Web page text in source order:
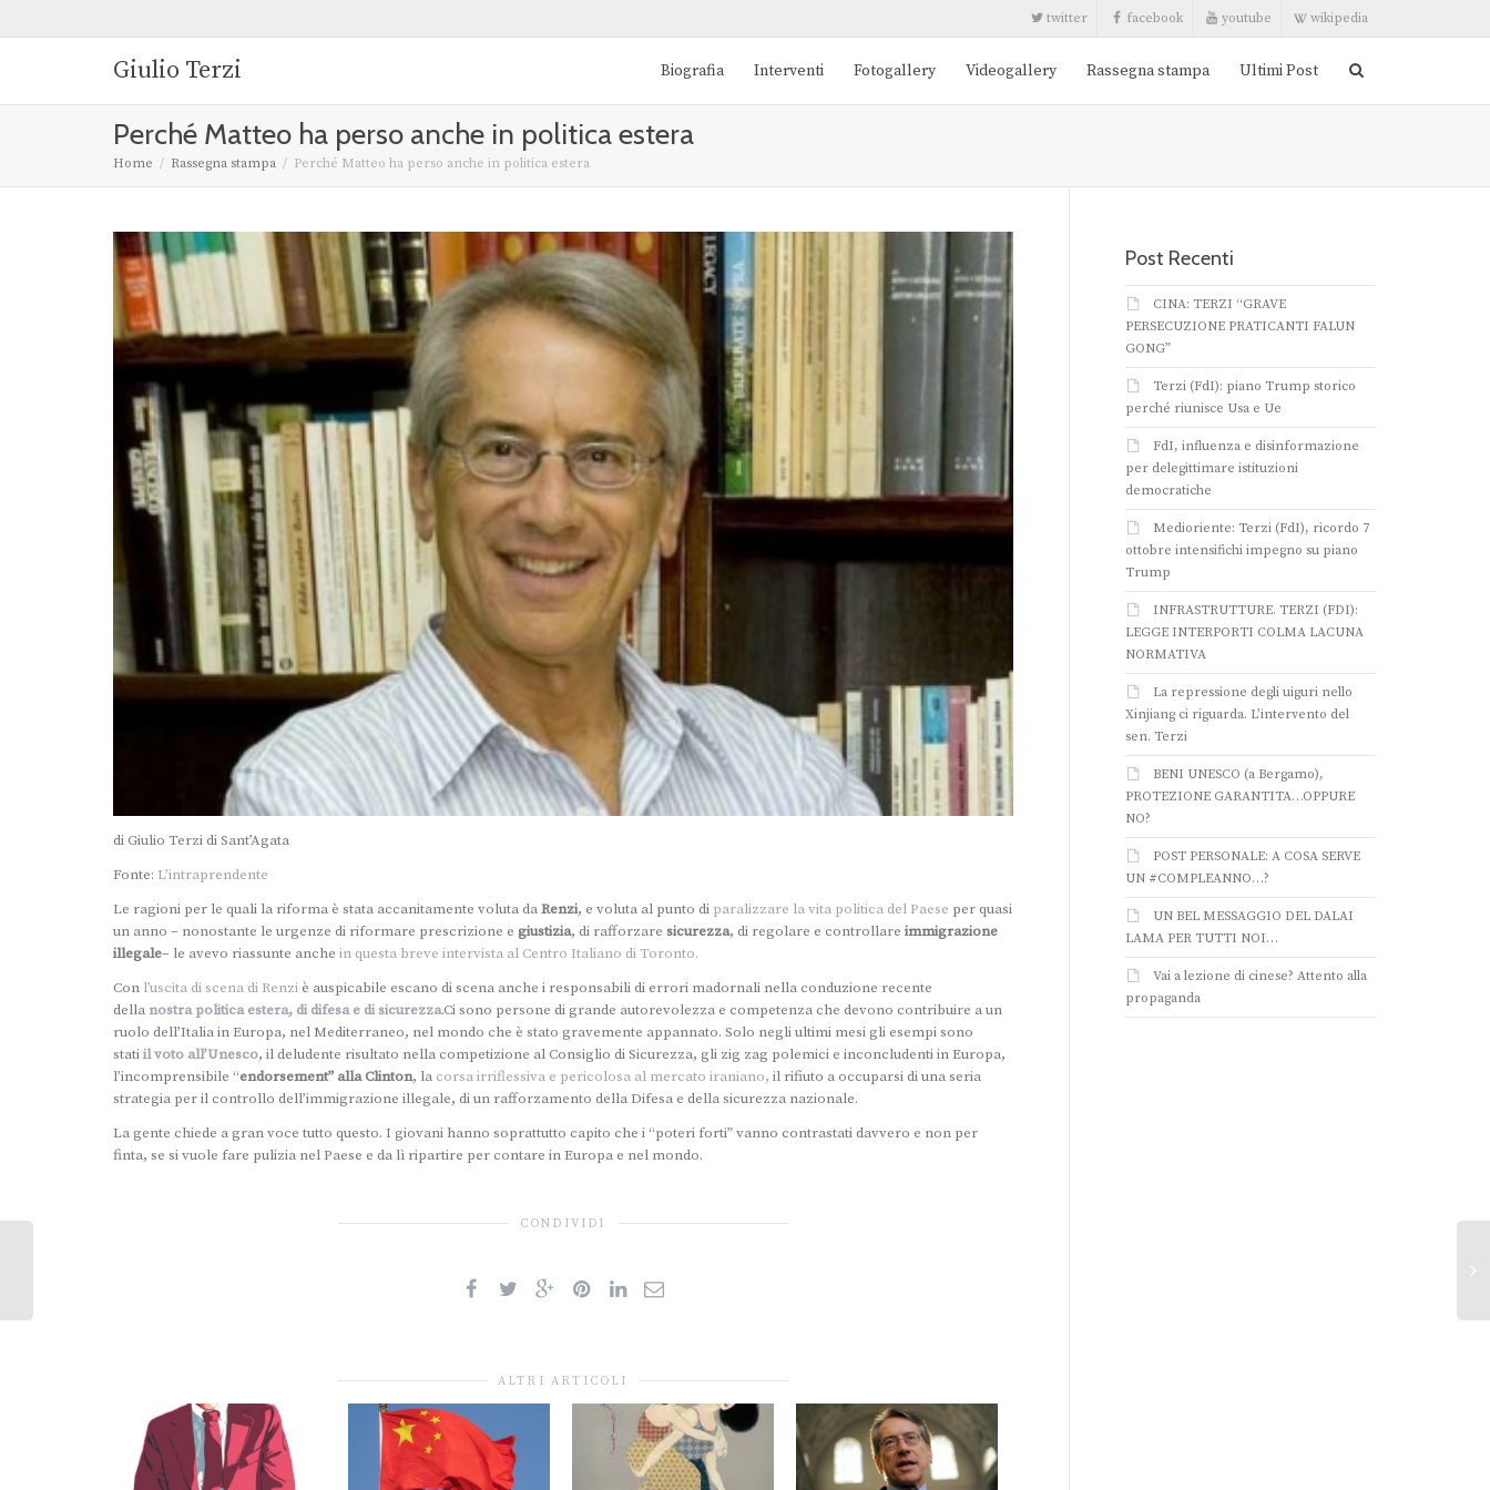
twitter facebook youtube wikipedia
Giulio Terzi Biografia Interventi Fotogallery Videogallery Rassegna stampa Ultimi Post
Perché Matteo ha perso anche in politica estera
Home Rassegna stampa Perché Matteo ha perso anche in politica estera
di Giulio Terzi di Sant’Agata
Fonte: L’intraprendente
‪Le ragioni per le quali la riforma è stata accanitamente voluta daRenzi, e voluta al punto di paralizzare la vita politica del Paese per quasi
un anno – nonostante le urgenze di riformare prescrizione e giustizia, di rafforzare sicurezza, di regolare e controllare immigrazione
illegale– le avevo riassunte anche in questa breve intervista al Centro Italiano di Toronto.
‪Con l’uscita di scena di Renzi è auspicabile escano di scena anche i responsabili di errori madornali nella conduzione recente
della nostra politica estera, di difesa e di sicurezza.Ci sono persone di grande autorevolezza e competenza che devono contribuire a un
ruolo dell’Italia in Europa, nel Mediterraneo, nel mondo che è stato gravemente appannato. Solo negli ultimi mesi gli esempi sono
statiil voto all’Unesco, il deludente risultato nella competizione al Consiglio di Sicurezza, gli zig zag polemici e inconcludenti in Europa,
l’incomprensibile “endorsement” alla Clinton, la corsa irriflessiva e pericolosa al mercato iraniano, il rifiuto a occuparsi di una seria
strategia per il controllo dell’immigrazione illegale, di un rafforzamento della Difesa e della sicurezza nazionale.
‪La gente chiede a gran voce tutto questo. I giovani hanno soprattutto capito che i “poteri forti” vanno contrastati davvero e non per
finta, se si vuole fare pulizia nel Paese e da lì ripartire per contare in Europa e nel mondo.
CONDIVIDI
ALTRI ARTICOLI
Post Recenti
CINA: TERZI “GRAVE
PERSECUZIONE PRATICANTI FALUN
GONG”
Terzi (FdI): piano Trump storico
perché riunisce Usa e Ue
FdI, influenza e disinformazione
per delegittimare istituzioni
democratiche
Medioriente: Terzi (FdI), ricordo 7
ottobre intensifichi impegno su piano
Trump
INFRASTRUTTURE. TERZI (FDI):
LEGGE INTERPORTI COLMA LACUNA
NORMATIVA
La repressione degli uiguri nello
Xinjiang ci riguarda. L’intervento del
sen. Terzi
BENI UNESCO (a Bergamo),
PROTEZIONE GARANTITA…OPPURE
NO?
POST PERSONALE: A COSA SERVE
UN #COMPLEANNO…?
UN BEL MESSAGGIO DEL DALAI
LAMA PER TUTTI NOI…
Vai a lezione di cinese? Attento alla
propaganda